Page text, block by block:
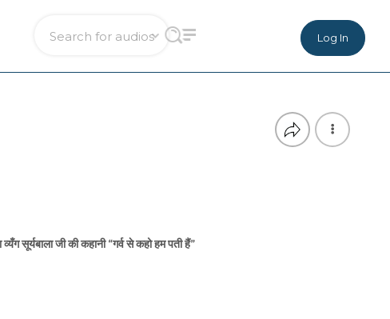
Log In
सूर्यबाला जी की कहानी “गर्व से कहो हम पती हैं”